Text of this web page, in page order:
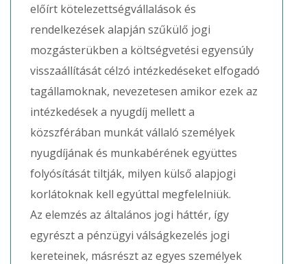
előírt kötelezettségvállalások és
rendelkezések alapján szűkülő jogi
mozgásterükben a költségvetési egyensúly
visszaállítását célzó intézkedéseket elfogadó
tagállamoknak, nevezetesen amikor ezek az
intézkedések a nyugdíj mellett a
közszférában munkát vállaló személyek
nyugdíjának és munkabérének együttes
folyósítását tiltják, milyen külső alapjogi
korlátoknak kell egyúttal megfelelniük.
Az elemzés az általános jogi háttér, így
egyrészt a pénzügyi válságkezelés jogi
kereteinek, másrészt az egyes személyek